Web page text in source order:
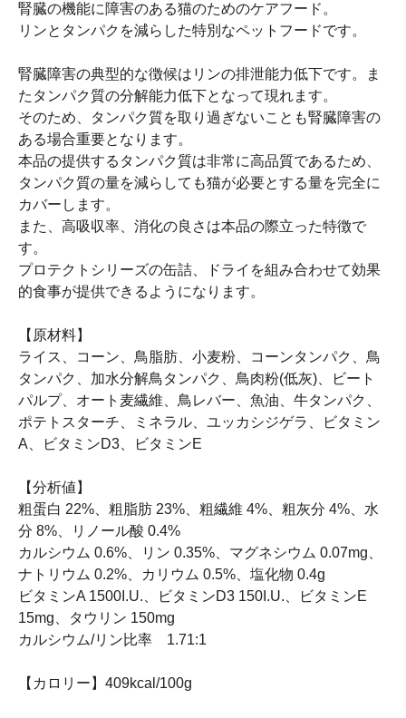
腎臓の機能に障害のある猫のためのケアフード。
リンとタンパクを減らした特別なペットフードです。
腎臓障害の典型的な徴候はリンの排泄能力低下です。ま
たタンパク質の分解能力低下となって現れます。
そのため、タンパク質を取り過ぎないことも腎臓障害の
ある場合重要となります。
本品の提供するタンパク質は非常に高品質であるため、
タンパク質の量を減らしても猫が必要とする量を完全に
カバーします。
また、高吸収率、消化の良さは本品の際立った特徴で
す。
プロテクトシリーズの缶詰、ドライを組み合わせて効果
的食事が提供できるようになります。
【原材料】
ライス、コーン、鳥脂肪、小麦粉、コーンタンパク、鳥
タンパク、加水分解鳥タンパク、鳥肉粉(低灰)、ビート
パルプ、オート麦繊維、鳥レバー、魚油、牛タンパク、
ポテトスターチ、ミネラル、ユッカシジゲラ、ビタミン
A、ビタミンD3、ビタミンE
【分析値】
粗蛋白 22%、粗脂肪 23%、粗繊維 4%、粗灰分 4%、水
分 8%、リノール酸 0.4%
カルシウム 0.6%、リン 0.35%、マグネシウム 0.07mg、
ナトリウム 0.2%、カリウム 0.5%、塩化物 0.4g
ビタミンA 1500I.U.、ビタミンD3 150I.U.、ビタミンE
15mg、タウリン 150mg
カルシウム/リン比率 1.71:1
【カロリー】409kcal/100g